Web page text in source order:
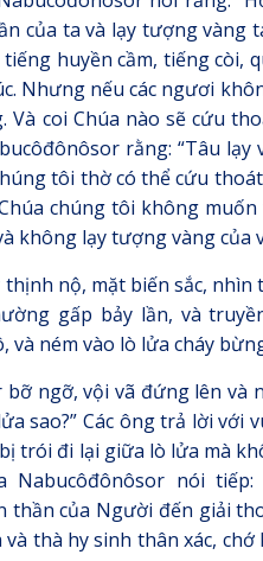
của ta và lạy tượng vàng
huyền cầm, tiếng còi,
Nhưng nếu các ngươi
coi Chúa nào sẽ cứu
rằng: “Tâu
tôi thờ có thể cứu
chúng tôi không
không lạy tượng vàng của
nộ, mặt biến sắc, nhìn
gấp bảy lần, và
và ném vào lò lửa cháy
ngỡ, vội vã đứng lên và
sao?” Các ông trả lời với
trói đi lại giữa lò lửa mà
Nabucôđônôsor nói
thần của Người đến giải
thà hy sinh thân xác,